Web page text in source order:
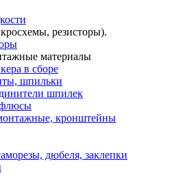
резисторы).
материалы
в сборе
шпильки
шпилек
кронштейны
дюбеля, заклепки